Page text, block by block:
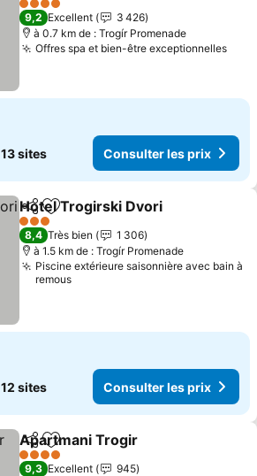
4 Étoiles
9,2 Excellent
3 426
à 0.7 km de : Trogír Promenade
Offres spa et bien-être exceptionnelles
13 sites Consulter les prix
PartagerAjouter à mes favoris
Hotel Trogirski Dvori
3 Étoiles
8,4 Très bien
1 306
à 1.5 km de : Trogír Promenade
Piscine extérieure saisonnière avec bain à
remous
12 sites Consulter les prix
PartagerAjouter à mes favoris
Apartmani Trogir
4 Étoiles
9,3 Excellent
945